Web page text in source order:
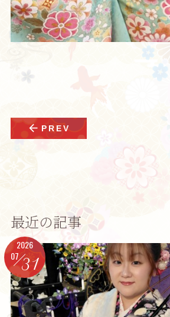
arrow_back PREV
最近の記事
2026
0731